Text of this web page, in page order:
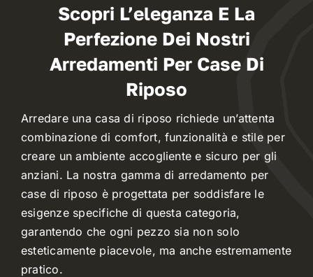
Contract
I Consigli dell’Esperto
Lavora con Noi
Contatti
Scopri L’eleganza E La
Perfezione Dei Nostri
Arredamenti Per Case Di
Riposo
Arredare una casa di riposo richiede un’attenta
combinazione di comfort, funzionalità e stile per
creare un ambiente accogliente e sicuro per gli
anziani. La nostra gamma di arredamento per
case di riposo è progettata per soddisfare le
esigenze specifiche di questa categoria,
garantendo che ogni pezzo sia non solo
esteticamente piacevole, ma anche estremamente
pratico.